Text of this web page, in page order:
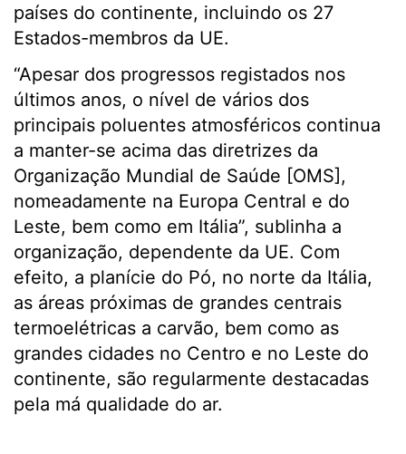
países do continente, incluindo os 27
Estados-membros da UE.
“Apesar dos progressos registados nos
últimos anos, o nível de vários dos
principais poluentes atmosféricos continua
a manter-se acima das diretrizes da
Organização Mundial de Saúde [OMS],
nomeadamente na Europa Central e do
Leste, bem como em Itália”, sublinha a
organização, dependente da UE. Com
efeito, a planície do Pó, no norte da Itália,
as áreas próximas de grandes centrais
termoelétricas a carvão, bem como as
grandes cidades no Centro e no Leste do
continente, são regularmente destacadas
pela má qualidade do ar.